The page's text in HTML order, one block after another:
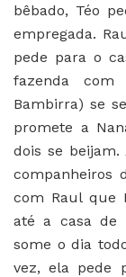
bêbado, Téo
empregada.
pede para o
fazenda
Bambirra) se
promete a
dois se beijam.
companheiros
com Raul que
até a casa de
some o dia
vez, ela pede